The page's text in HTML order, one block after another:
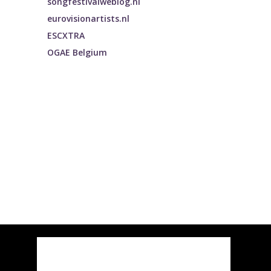
eurovisionartists.nl
ESCXTRA
OGAE Belgium